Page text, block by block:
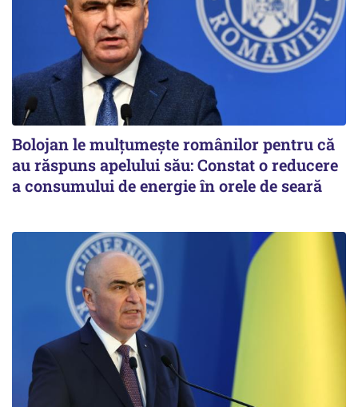
Bolojan le mulțumește românilor pentru că
au răspuns apelului său: Constat o reducere
a consumului de energie în orele de seară